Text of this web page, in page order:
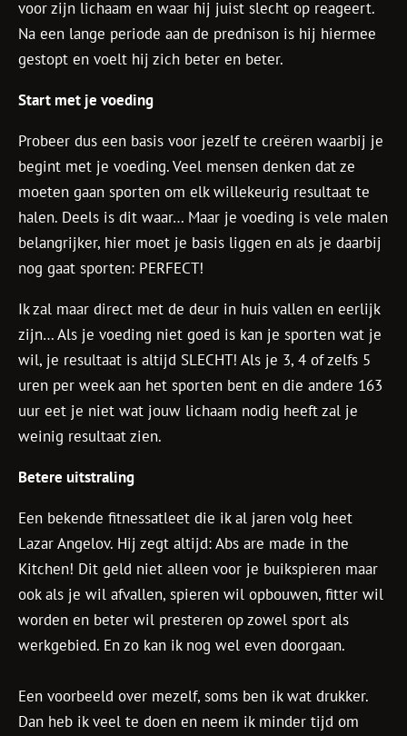
voor zijn lichaam en waar hij juist slecht op reageert.
Na een lange periode aan de prednison is hij hiermee
gestopt en voelt hij zich beter en beter.
Start met je voeding
Probeer dus een basis voor jezelf te creëren waarbij je
begint met je voeding. Veel mensen denken dat ze
moeten gaan sporten om elk willekeurig resultaat te
halen. Deels is dit waar… Maar je voeding is vele malen
belangrijker, hier moet je basis liggen en als je daarbij
nog gaat sporten: PERFECT!
Ik zal maar direct met de deur in huis vallen en eerlijk
zijn… Als je voeding niet goed is kan je sporten wat je
wil, je resultaat is altijd SLECHT! Als je 3, 4 of zelfs 5
uren per week aan het sporten bent en die andere 163
uur eet je niet wat jouw lichaam nodig heeft zal je
weinig resultaat zien.
Betere uitstraling
Een bekende fitnessatleet die ik al jaren volg heet
Lazar Angelov. Hij zegt altijd: Abs are made in the
Kitchen! Dit geld niet alleen voor je buikspieren maar
ook als je wil afvallen, spieren wil opbouwen, fitter wil
worden en beter wil presteren op zowel sport als
werkgebied. En zo kan ik nog wel even doorgaan.
Een voorbeeld over mezelf, soms ben ik wat drukker.
Dan heb ik veel te doen en neem ik minder tijd om